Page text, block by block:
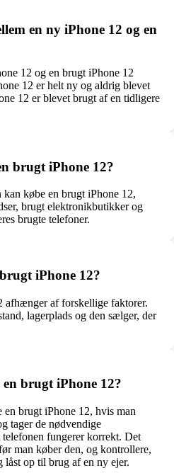
en ny iPhone 12 og en
12 og en brugt iPhone 12
12 er helt ny og aldrig blevet
12 er blevet brugt af en tidligere
brugt iPhone 12?
købe en brugt iPhone 12,
brugt elektronikbutikker og
brugte telefoner.
iPhone 12?
afhænger af forskellige faktorer.
lagerplads og den sælger, der
brugt iPhone 12?
brugt iPhone 12, hvis man
tager de nødvendige
fungerer korrekt. Det
man køber den, og kontrollere,
låst op til brug af en ny ejer.